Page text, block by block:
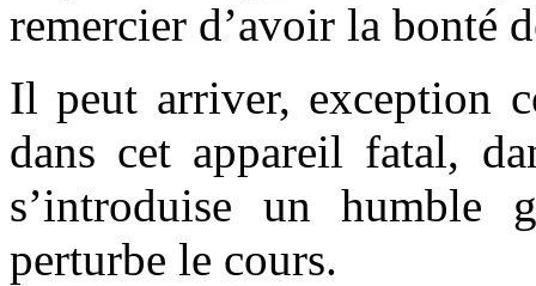
remercier d’avoir la bonté
Il peut arriver, exception
dans cet appareil fatal,
s’introduise un humble
perturbe le cours.